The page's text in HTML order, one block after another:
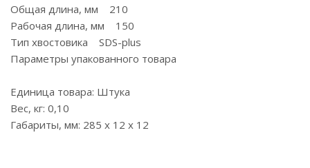
Общая длина, мм 210
Рабочая длина, мм 150
Тип хвостовика SDS-plus
Параметры упакованного товара
Единица товара: Штука
Вес, кг: 0,10
Габариты, мм: 285 x 12 x 12